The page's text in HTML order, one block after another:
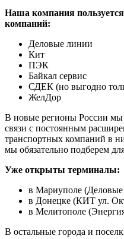
Наша компания
компаний:
Деловые линии
Кит
ПЭК
Байкал сервис
СДЕК (но выгодно
ЖелДор
В новые регионы России
связи с постоянным
транспортных компаний в
мы обязательно подберем
Уже открыты терминалы:
в Мариуполе
в Донецке (КИТ ул.
в Мелитополе
В остальные города и